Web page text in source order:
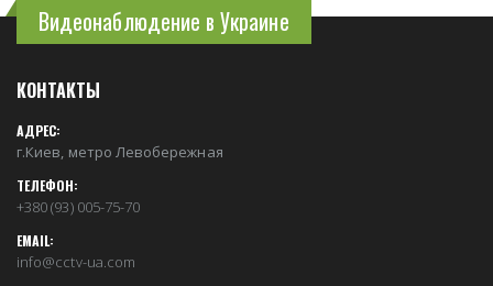
Видеонаблюдение в Украине
КОНТАКТЫ
АДРЕС:
г.Киев, метро Левобережная
ТЕЛЕФОН:
+380 (93) 005-75-70
EMAIL:
info@cctv-ua.com